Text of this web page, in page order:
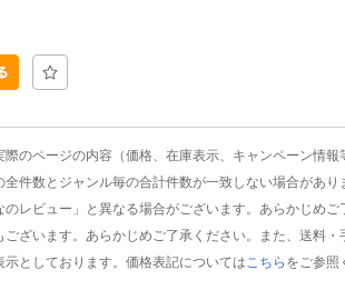
のページの内容（価格、在庫表示、キャンペーン情報
件数とジャンル毎の合計件数が一致しない場合があり
レビュー」と異なる場合がございます。あらかじめご
ざいます。あらかじめご了承ください。また、送料・
としております。価格表記については こちら をご参照